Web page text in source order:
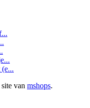
van mshops.